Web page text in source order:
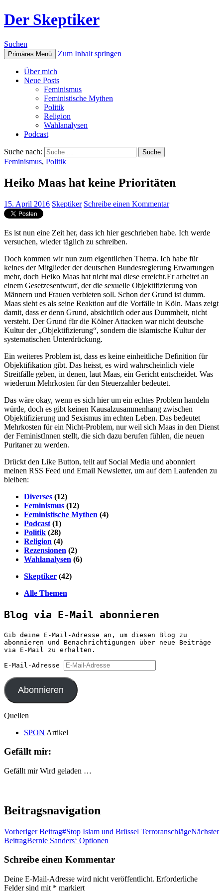
Der Skeptiker
Suchen
Primäres Menü Zum Inhalt springen
Über mich
Neue Posts
Feminismus
Feministische Mythen
Politik
Religion
Wahlanalysen
Podcast
Suche nach:
Feminismus, Politik
Heiko Maas hat keine Prioritäten
15. April 2016 Skeptiker Schreibe einen Kommentar
Es ist nun eine Zeit her, dass ich hier geschrieben habe. Ich werde
versuchen, wieder täglich zu schreiben.
Doch kommen wir nun zum eigentlichen Thema. Ich habe für
keines der Mitglieder der deutschen Bundesregierung Erwartungen
mehr, doch Heiko Maas hat nicht mal diese erreicht.Er arbeitet an
einem Gesetzesentwurf, der die sexuelle Objektifizierung von
Männern und Frauen verbieten soll. Schon der Grund ist dumm.
Maas sieht es als seine Reaktion auf die Vorfälle in Köln. Maas zeigt
damit, dass er denn Grund, absichtlich oder aus Dummheit, nicht
versteht. Der Grund für die Kölner Attacken war nicht deutsche
Kultur der „Objektifizierung“, sondern die islamische Kultur der
systematischen Unterdrückung.
Ein weiteres Problem ist, dass es keine einheitliche Definition für
Objektifikation gibt. Das heisst, es wird wahrscheinlich viele
Streitfälle geben, in denen, laut Maas, ein Gericht entscheidet. Was
wiederum Mehrkosten für den Steuerzahler bedeutet.
Das wäre okay, wenn es sich hier um ein echtes Problem handeln
würde, doch es gibt keinen Kausalzusammenhang zwischen
Objektifizierung und Sexismus im echten Leben. Das bedeutet
Mehrkosten für ein Nicht-Problem, nur weil sich Maas in den Dienst
der FeministInnen stellt, die sich dazu berufen fühlen, die neuen
Puritaner zu werden.
Drückt den Like Button, teilt auf Social Media und abonniert
meinen RSS Feed und Email Newsletter, um auf dem Laufenden zu
bleiben:
Diverses (12)
Feminismus (12)
Feministische Mythen (4)
Podcast (1)
Politik (28)
Religion (4)
Rezensionen (2)
Wahlanalysen (6)
Skeptiker (42)
Alle Themen
Blog via E-Mail abonnieren
Gib deine E-Mail-Adresse an, um diesen Blog zu
abonnieren und Benachrichtigungen über neue Beiträge
via E-Mail zu erhalten.
E-Mail-Adresse
Abonnieren
Quellen
SPON Artikel
Gefällt mir:
Gefällt mir Wird geladen …
Beitragsnavigation
Vorheriger Beitrag#Stop Islam und Brüssel TerroranschlägeNächster
BeitragBernie Sanders‘ Optionen
Schreibe einen Kommentar
Deine E-Mail-Adresse wird nicht veröffentlicht. Erforderliche
Felder sind mit * markiert